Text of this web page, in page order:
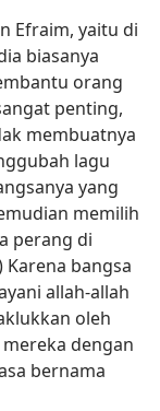
Efraim, yaitu di
biasanya
orang
penting,
membuatnya
lagu
yang
memilih
perang di
Karena bangsa
allah-allah
oleh
dengan
bernama